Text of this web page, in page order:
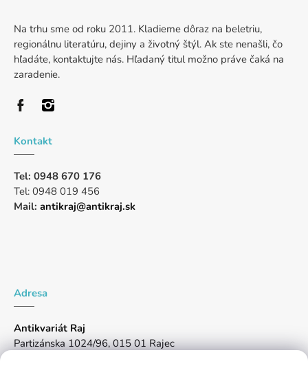
Na trhu sme od roku 2011. Kladieme dôraz na beletriu,
regionálnu literatúru, dejiny a životný štýl. Ak ste nenašli, čo
hľadáte, kontaktujte nás. Hľadaný titul možno práve čaká na
zaradenie.
Kontakt
Tel: 0948 670 176
Tel: 0948 019 456
Mail: antikraj@antikraj.sk
Adresa
Antikvariát Raj
Partizánska 1024/96, 015 01 Rajec